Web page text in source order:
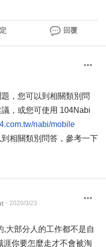
回覆
，您可以到相關類別問
，或您可使用 104Nabi
nabi/mobile
相關類別問答，參考一下
・ 2020/3/23
大部分人的工作都不是自
涯你要怎麼走才不會被淘